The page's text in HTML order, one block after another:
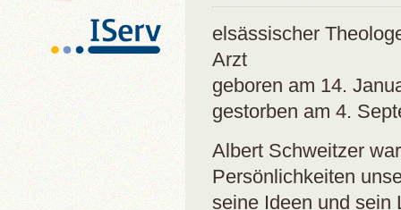
elsässischer
Arzt
geboren am 14.
gestorben am 4.
Albert Schweitzer
Persönlichkeiten
seine Ideen und sein